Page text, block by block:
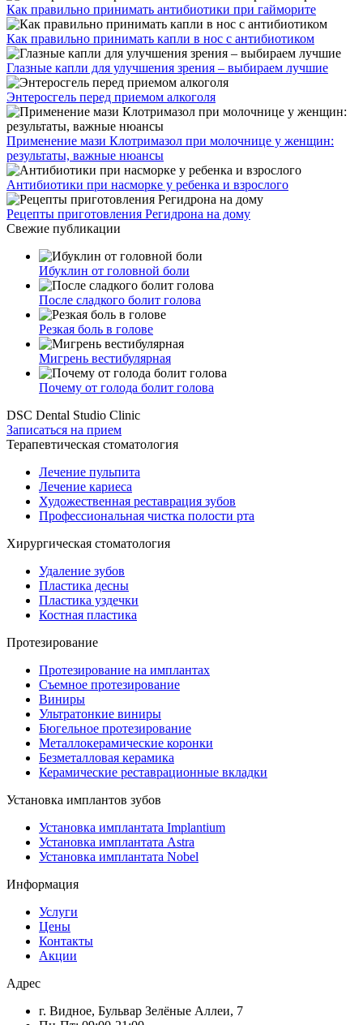
Как правильно принимать антибиотики при гайморите
Как правильно принимать капли в нос с антибиотиком
Глазные капли для улучшения зрения – выбираем лучшие
Энтеросгель перед приемом алкоголя
Применение мази Клотримазол при молочнице у женщин:
результаты, важные нюансы
Антибиотики при насморке у ребенка и взрослого
Рецепты приготовления Регидрона на дому
Свежие публикации
Ибуклин от головной боли
После сладкого болит голова
Резкая боль в голове
Мигрень вестибулярная
Почему от голода болит голова
DSC Dental Studio Clinic
Записаться на прием
Терапевтическая стоматология
Лечение пульпита
Лечение кариеса
Художественная реставрация зубов
Профессиональная чистка полости рта
Хирургическая стоматология
Удаление зубов
Пластика десны
Пластика уздечки
Костная пластика
Протезирование
Протезирование на имплантах
Съемное протезирование
Виниры
Ультратонкие виниры
Бюгельное протезирование
Металлокерамические коронки
Безметалловая керамика
Керамические реставрационные вкладки
Установка имплантов зубов
Установка имплантата Implantium
Установка имплантата Astra
Установка имплантата Nobel
Информация
Услуги
Цены
Контакты
Акции
Адрес
г. Видное, Бульвар Зелёные Аллеи, 7